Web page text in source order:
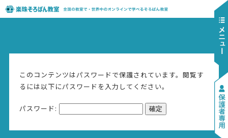
このコンテンツはパスワードで保護されています。閲覧す
るには以下にパスワードを入力してください。
パスワード: